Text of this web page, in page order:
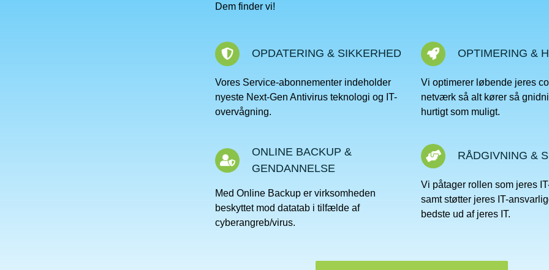
Dem finder vi!
OPDATERING & SIKKERHED
Vores Service-abonnementer indeholder
nyeste Next-Gen Antivirus teknologi og IT-
overvågning.
OPTIMERING &
Vi optimerer løbende jeres
netværk så alt kører så
hurtigt som muligt.
ONLINE BACKUP &
GENDANNELSE
Med Online Backup er virksomheden
beskyttet mod datatab i tilfælde af
cyberangreb/virus.
RÅDGIVNING &
Vi påtager rollen som jeres
samt støtter jeres IT-
bedste ud af jeres IT.